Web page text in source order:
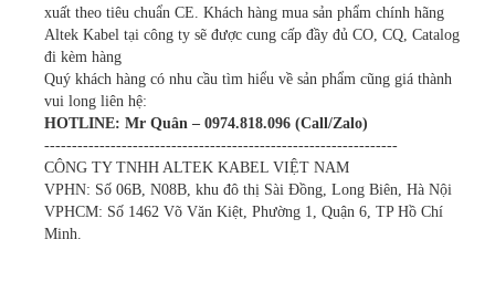
xuất theo tiêu chuẩn CE. Khách hàng mua sản phẩm chính hãng
Altek Kabel tại công ty sẽ được cung cấp đầy đủ CO, CQ, Catalog
đi kèm hàng
Quý khách hàng có nhu cầu tìm hiểu về sản phẩm cũng giá thành
vui long liên hệ:
HOTLINE: Mr Quân – 0974.818.096 (Call/Zalo)
----------------------------------------------------------------
CÔNG TY TNHH ALTEK KABEL VIỆT NAM
VPHN: Số 06B, N08B, khu đô thị Sài Đồng, Long Biên, Hà Nội
VPHCM: Số 1462 Võ Văn Kiệt, Phường 1, Quận 6, TP Hồ Chí
Minh.